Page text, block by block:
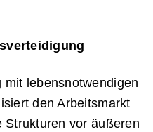
mit lebensnotwendigen
den Arbeitsmarkt
Strukturen vor äußeren